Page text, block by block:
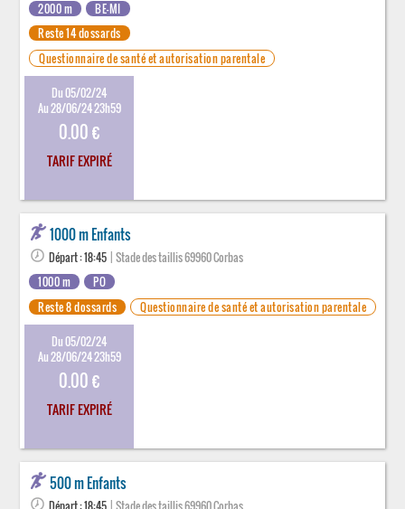
2000 m
BE-MI
Reste 14 dossards
Questionnaire de santé et autorisation parentale
Du 05/02/24
Au 28/06/24 23h59
0.00 €
TARIF EXPIRÉ
1000 m Enfants
Départ : 18:45 | Stade des taillis 69960 Corbas
1000 m
PO
Reste 8 dossards
Questionnaire de santé et autorisation parentale
Du 05/02/24
Au 28/06/24 23h59
0.00 €
TARIF EXPIRÉ
500 m Enfants
Départ : 18:45 | Stade des taillis 69960 Corbas